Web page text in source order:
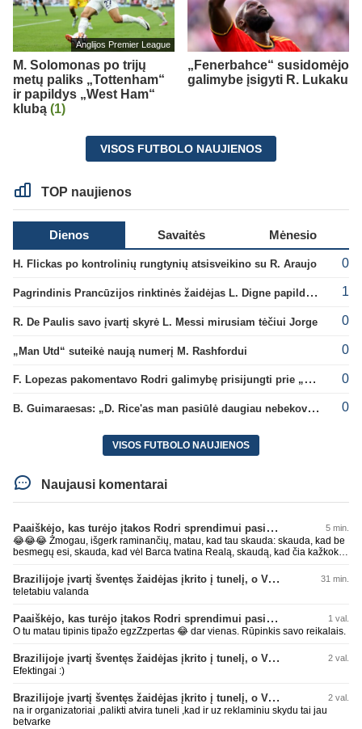
Anglijos Premier League
M. Solomonas po trijų
metų paliks „Tottenham“
ir papildys „West Ham“
klubą (1)
„Fenerbahce“ susidomėjo
galimybe įsigyti R. Lukaku
VISOS FUTBOLO NAUJIENOS
TOP naujienos
Dienos Savaitės Mėnesio
H. Flickas po kontrolinių rungtynių atsisveikino su R. Araujo 0
Pagrindinis Prancūzijos rinktinės žaidėjas L. Digne papildė PSG gretas 1
R. De Paulis savo įvartį skyrė L. Messi mirusiam tėčiui Jorge 0
„Man Utd“ suteikė naują numerį M. Rashfordui 0
F. Lopezas pakomentavo Rodri galimybę prisijungti prie „Barcelona“ ekipos 0
B. Guimaraesas: „D. Rice'as man pasiūlė daugiau nebekovoti tarpusavyje“ 0
VISOS FUTBOLO NAUJIENOS
Naujausi komentarai
Paaiškėjo, kas turėjo įtakos Rodri sprendimui pasirinkti Barselonos pusę 5 min.
😂😂😂 Žmogau, išgerk raminančių, matau, kad tau skauda: skauda, kad be
besmegų esi, skauda, kad vėl Barca tvatina Realą, skaudą, kad čia kažkoks
nepatare ką daryti, pyksti, nes pačio galva tuščia ir toliau mynkai įžeidinėjimų
kortą. Ech, žmogau, žmogau... geriau tu būtųm patylėjelęs. P.S. Taip žinau
kaip veikia AI, todėl ir sugebu jį sudurninti, ne kartą jau tai pavyko. O tu kaip
parašiau faktą. Ant kiek tu be smegenų, wow, žiauriai man gėda už tave.
Sėkmės, bičiuli, matau, kad toliau bus tik drgradavimas pačio, užtenka ir taip
koks blemba skyrtumas.... besmegenų esantis avinas ir bus tik avinas... daug
čia apie save balvone prirašei. Gėda man už tave. Toks iš retesnių bukumo
esi čia.
Brazilijoje įvartį šventęs žaidėjas įkrito į tunelį, o VAR įvartį atšaukė 31 min.
teletabiu valanda
Paaiškėjo, kas turėjo įtakos Rodri sprendimui pasirinkti Barselonos pusę 1 val.
O tu matau tipinis tipažo egzZzpertas 😂 dar vienas. Rūpinkis savo reikalais.
Brazilijoje įvartį šventęs žaidėjas įkrito į tunelį, o VAR įvartį atšaukė 2 val.
Efektingai :)
Brazilijoje įvartį šventęs žaidėjas įkrito į tunelį, o VAR įvartį atšaukė 2 val.
na ir organizatoriai ,palikti atvira tuneli ,kad ir uz reklaminiu skydu tai jau
betvarke